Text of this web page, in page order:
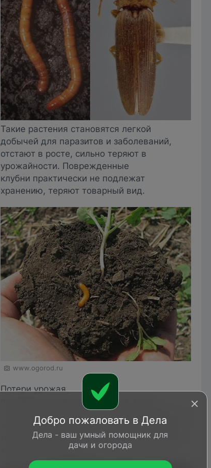
Такие растения становятся легкой
добычей для паразитов и заболеваний,
отстают в росте, сильно теряют в
урожайности. Поврежденные
клубни практически не подлежат
хранению, теряют товарный вид.
www.ogorod.ru
Потери урожая,
пораженного проволочником, могут
составлять до 80%. При засилье личинок на
участке вырастить здоровые корнеплоды
невозможно даже с применением сильных
химических средств.
Добро пожаловать в Дела
Дела - ваш умный помощник для
дачи и огорода